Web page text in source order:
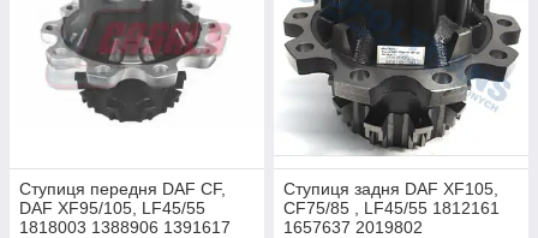
Ступиця передня DAF CF,
DAF XF95/105, LF45/55
1818003 1388906 1391617
Ступиця задня DAF XF105,
CF75/85 , LF45/55 1812161
1657637 2019802